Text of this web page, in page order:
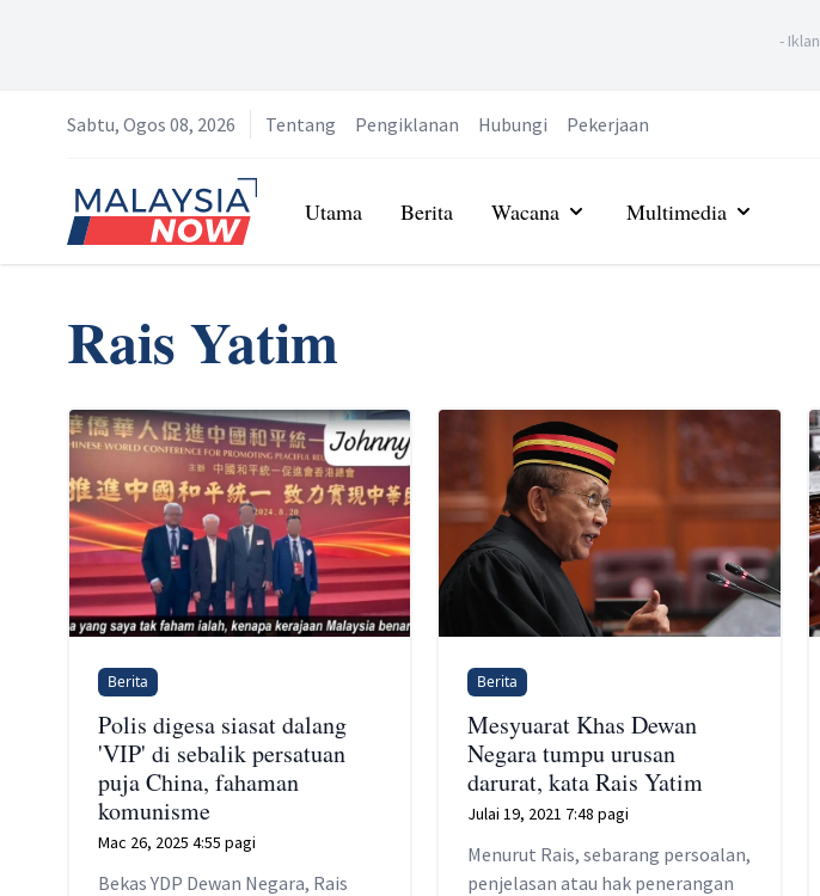
- Iklan
Sabtu, Ogos 08, 2026 Tentang Pengiklanan Hubungi Pekerjaan
Home
Utama Berita Wacana Multimedia
Rais Yatim
Berita
Polis digesa siasat dalang
'VIP' di sebalik persatuan
puja China, fahaman
komunisme
Mac 26, 2025 4:55 pagi
Bekas YDP Dewan Negara, Rais
Berita
Mesyuarat Khas Dewan
Negara tumpu urusan
darurat, kata Rais Yatim
Julai 19, 2021 7:48 pagi
Menurut Rais, sebarang persoalan,
penjelasan atau hak penerangan